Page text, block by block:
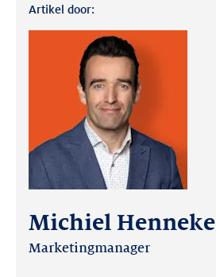
Artikel door:
Michiel Henneke
Marketingmanager